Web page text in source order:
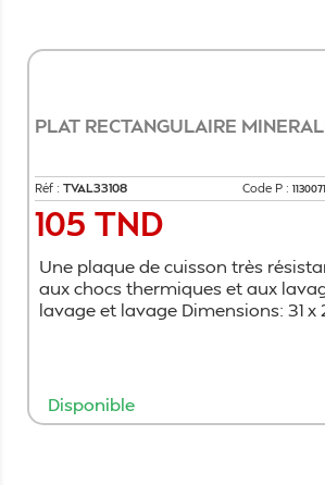
PLAT RECTANGULAIRE
Réf : TVAL33108 Code P : 1130071
Prix
105 TND
Une plaque de cuisson très
aux chocs thermiques et aux
lavage et lavage Dimensions: 31 x
Disponible